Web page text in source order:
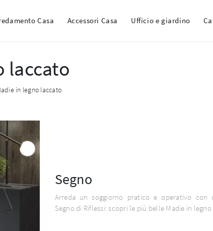
Casa Accessori Casa Ufficio e giardino
laccato
in legno laccato
Segno
Arreda un soggiorno pratico e operativo con
Segno di Riflessi: scopri le più belle Madie in legno